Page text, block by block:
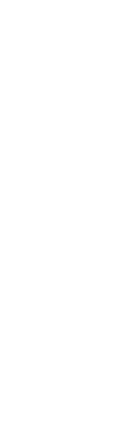
NAJDĚTE
VYSOCE
PŘÍRODNÍ